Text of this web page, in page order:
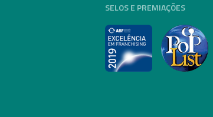
SELOS E PREMIAÇÕES